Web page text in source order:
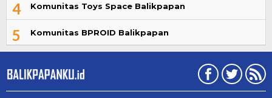
4 Komunitas Toys Space Balikpapan
5 Komunitas BPROID Balikpapan